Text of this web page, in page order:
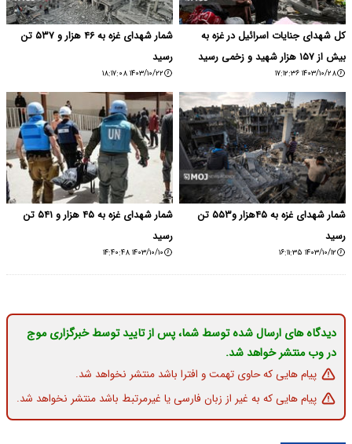
کل شهدای جنایات اسرائیل در غزه به
بیش از ۱۵۷ هزار شهید و زخمی رسید
۱۴۰۳/۱۰/۲۸ ۱۷:۱۲:۳۶
شمار شهدای غزه به ۴۶ هزار و ۵۳۷ تن
رسید
۱۴۰۳/۱۰/۲۲ ۱۸:۱۷:۰۸
شمار شهدای غزه به ۴۵هزار و۵۵۳ تن
رسید
۱۴۰۳/۱۰/۱۲ ۱۶:۱۱:۳۵
شمار شهدای غزه به ۴۵ هزار و ۵۴۱ تن
رسید
۱۴۰۳/۱۰/۱۰ ۱۴:۴۰:۴۸
دیدگاه های ارسال شده توسط شما، پس از تایید توسط خبرگزاری موج
در وب منتشر خواهد شد.
پیام هایی که حاوی تهمت و افترا باشد منتشر نخواهد شد.
پیام هایی که به غیر از زبان فارسی یا غیرمرتبط باشد منتشر نخواهد شد.